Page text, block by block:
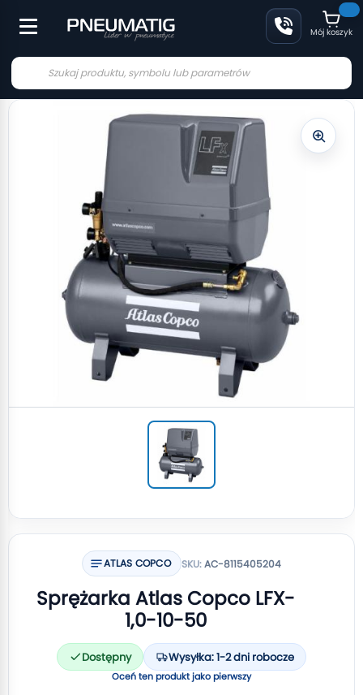
Mój koszyk
ATLAS COPCO SKU:AC-8115405204
Sprężarka Atlas Copco LFX-
1,0-10-50
Dostępny Wysyłka: 1-2 dni robocze
Oceń ten produkt jako pierwszy